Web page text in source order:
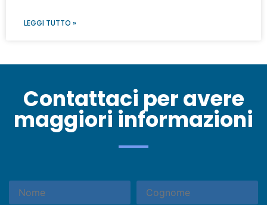
LEGGI TUTTO »
Contattaci per avere
maggiori informazioni